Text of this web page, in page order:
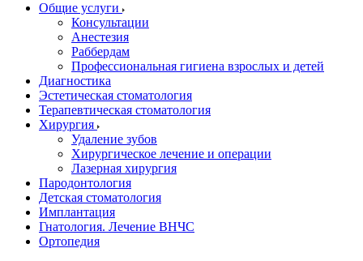
Общие услуги
Консультации
Анестезия
Раббердам
Профессиональная гигиена взрослых и детей
Диагностика
Эстетическая стоматология
Терапевтическая стоматология
Хирургия
Удаление зубов
Хирургическое лечение и операции
Лазерная хирургия
Пародонтология
Детская стоматология
Имплантация
Гнатология. Лечение ВНЧС
Ортопедия